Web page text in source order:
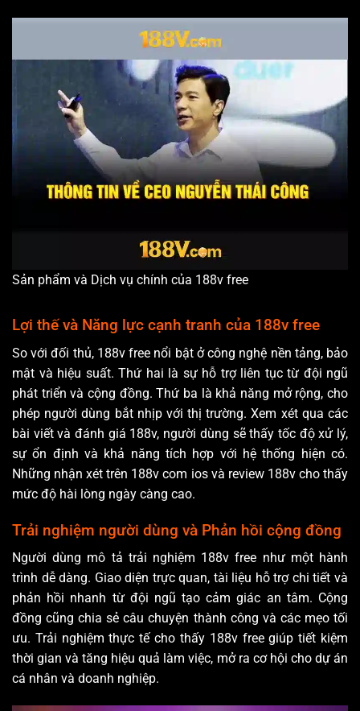
Sản phẩm và Dịch vụ chính của 188v free
Lợi thế và Năng lực cạnh tranh của 188v free
So với đối thủ, 188v free nổi bật ở công nghệ nền tảng, bảo
mật và hiệu suất. Thứ hai là sự hỗ trợ liên tục từ đội ngũ
phát triển và cộng đồng. Thứ ba là khả năng mở rộng, cho
phép người dùng bắt nhịp với thị trường. Xem xét qua các
bài viết và đánh giá 188v, người dùng sẽ thấy tốc độ xử lý,
sự ổn định và khả năng tích hợp với hệ thống hiện có.
Những nhận xét trên 188v com ios và review 188v cho thấy
mức độ hài lòng ngày càng cao.
Trải nghiệm người dùng và Phản hồi cộng đồng
Người dùng mô tả trải nghiệm 188v free như một hành
trình dễ dàng. Giao diện trực quan, tài liệu hỗ trợ chi tiết và
phản hồi nhanh từ đội ngũ tạo cảm giác an tâm. Cộng
đồng cũng chia sẻ câu chuyện thành công và các mẹo tối
ưu. Trải nghiệm thực tế cho thấy 188v free giúp tiết kiệm
thời gian và tăng hiệu quả làm việc, mở ra cơ hội cho dự án
cá nhân và doanh nghiệp.